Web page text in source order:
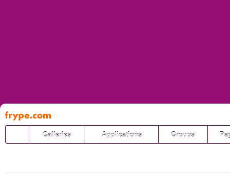
Pāriet
uz
saturu
Galleries Applications Groups